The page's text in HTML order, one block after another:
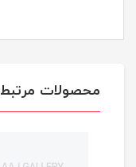
محصولات مرتبط